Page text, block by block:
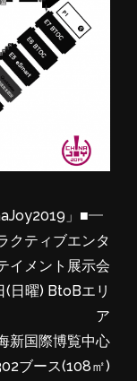
■「ChinaJoy2019」開催概要
クティブエンタ
イメント展示会
日曜) BtoBエリ
ア
新国際博覧中心
ブース(108㎡)